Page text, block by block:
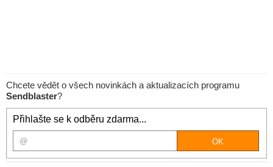
Chcete vědět o všech novinkách a aktualizacích programu
Sendblaster?
Přihlašte se k odběru zdarma...